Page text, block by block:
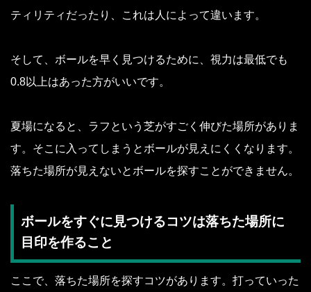
ティリティだったり、これは人によって違います。
そして、ボールを早く見つけるために、視力は最低でも
0.8以上はあった方がいいです。
夏場になると、ラフという芝がすごく伸びた場所がありま
す。そこに入ってしまうとボールが見えにくくなります。
落ちた場所が見えないとボールを探すことができません。
ボールをすぐに見つけるコツは落ちた場所に
目印を作ること
ここで、落ちた場所を探すコツがあります。打っていった